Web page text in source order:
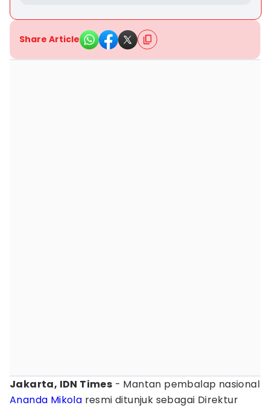
Share Article
Jakarta, IDN Times - Mantan pembalap nasional
Ananda Mikola resmi ditunjuk sebagai Direktur